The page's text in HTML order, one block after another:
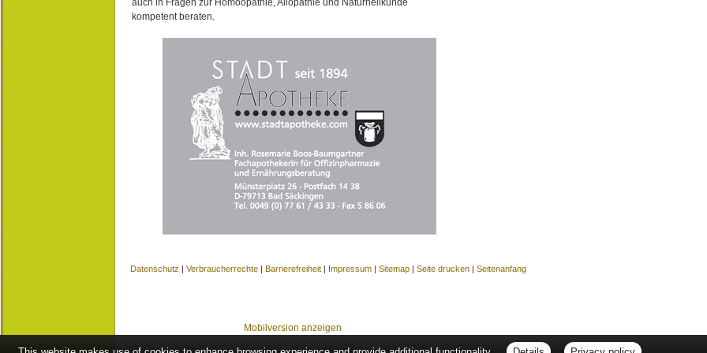
kompetent beraten.
Datenschutz | Verbraucherrechte | Barrierefreiheit | Impressum | Sitemap | Seite drucken | Seitenanfang
Mobilversion anzeigen